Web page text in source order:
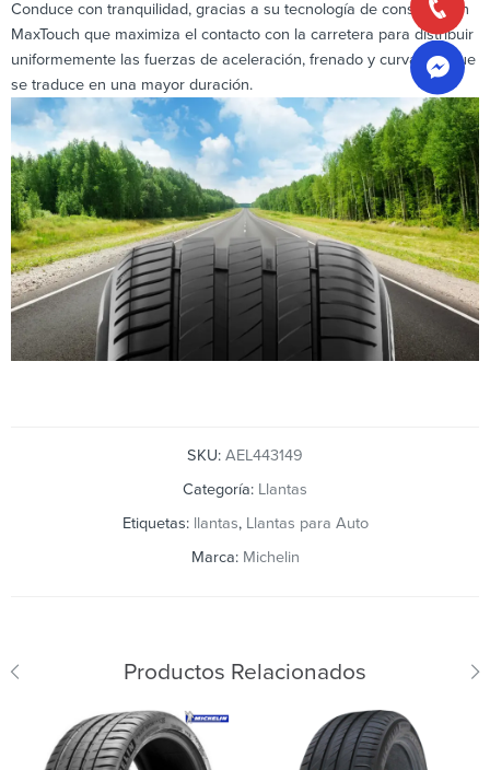
Conduce con tranquilidad, gracias a su tecnología de construcción
MaxTouch que maximiza el contacto con la carretera para distribuir
uniformemente las fuerzas de aceleración, frenado y curvas, lo que
se traduce en una mayor duración.
SKU: AEL443149
Categoría: Llantas
Etiquetas: llantas, Llantas para Auto
Marca: Michelin
Productos Relacionados